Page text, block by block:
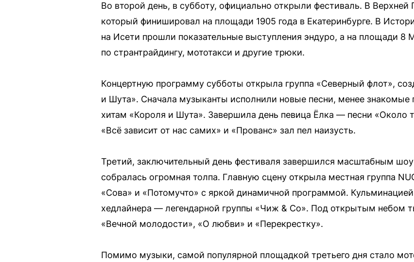
Во второй день, в субботу, официально открыли фестиваль. В
который финишировал на площади 1905 года в Екатеринбурге. В
на Исети прошли показательные выступления эндуро, а на площади 8
по странтрайдингу, мототакси и другие трюки.
Концертную программу субботы открыла группа «Северный флот»,
и Шута». Сначала музыканты исполнили новые песни, менее знакомые
хитам «Короля и Шута». Завершила день певица Ёлка — песни «Около
«Всё зависит от нас самих» и «Прованс» зал пел наизусть.
Третий, заключительный день фестиваля завершился масштабным
собралась огромная толпа. Главную сцену открыла местная группа
«Сова» и «Потомучто» с яркой динамичной программой.
хедлайнера — легендарной группы «Чиж & Co». Под открытым небом
«Вечной молодости», «О любви» и «Перекрестку».
Помимо музыки, самой популярной площадкой третьего дня стало